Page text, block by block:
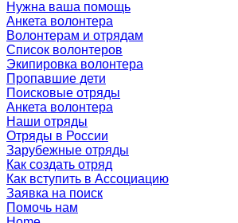
Нужна ваша помощь
Анкета волонтера
Волонтерам и отрядам
Список волонтеров
Экипировка волонтера
Пропавшие дети
Поисковые отряды
Анкета волонтера
Наши отряды
Отряды в России
Зарубежные отряды
Как создать отряд
Как вступить в Ассоциацию
Заявка на поиск
Помочь нам